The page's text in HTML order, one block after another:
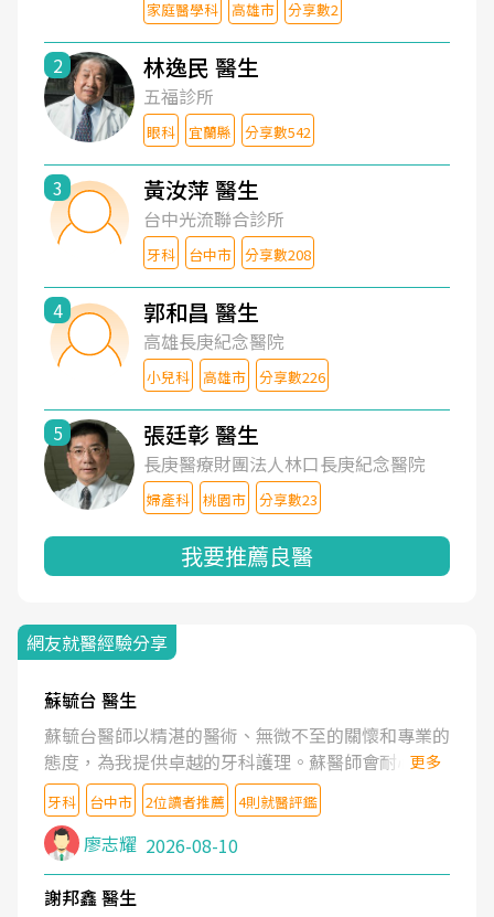
家庭醫學科 高雄市 分享數2
2 林逸民 醫生
五福診所
眼科 宜蘭縣 分享數542
3 黃汝萍 醫生
台中光流聯合診所
牙科 台中市 分享數208
4 郭和昌 醫生
高雄長庚紀念醫院
小兒科 高雄市 分享數226
5 張廷彰 醫生
長庚醫療財團法人林口長庚紀念醫院
婦產科 桃園市 分享數23
我要推薦良醫
網友就醫經驗分享
蘇毓台 醫生
蘇毓台醫師以精湛的醫術、無微不至的關懷和專業的
態度，為我提供卓越的牙科護理。蘇醫師會耐心了解
我的需求，清楚地解釋治療方案，並營造舒適溫馨的
就診體驗。蘇醫師更鼓勵我維護口腔健康。坦誠的說
蘇醫師是業內最頂尖的牙醫。蘇醫師的醫護團隊也是
一流的水準。
更多
牙科 台中市 2位讀者推薦 4則就醫評鑑
廖志耀 2026-08-10
謝邦鑫 醫生